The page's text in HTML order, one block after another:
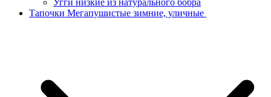
Тапочки Мегапушистые зимние, уличные